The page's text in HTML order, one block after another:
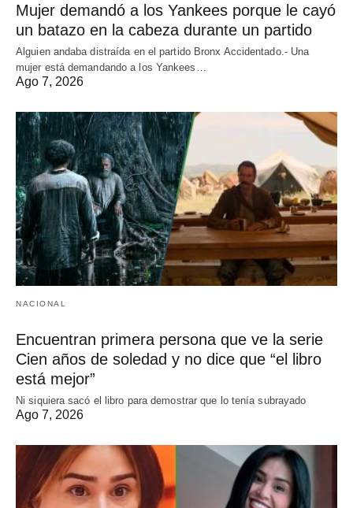
Mujer demandó a los Yankees porque le cayó
un batazo en la cabeza durante un partido
Alguien andaba distraída en el partido Bronx Accidentado.- Una
mujer está demandando a los Yankees…
Ago 7, 2026
NACIONAL
Encuentran primera persona que ve la serie
Cien años de soledad y no dice que “el libro
está mejor”
Ni siquiera sacó el libro para demostrar que lo tenía subrayado
Ago 7, 2026